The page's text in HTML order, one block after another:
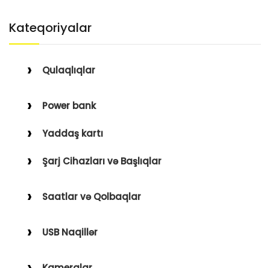
Kateqoriyalar
Qulaqlıqlar
Qulaqüstü
Power bank
Yaddaş kartı
Şarj Cihazları və Başlıqlar
Saatlar və Qolbaqlar
Saat Qolbaqları
USB Naqillər